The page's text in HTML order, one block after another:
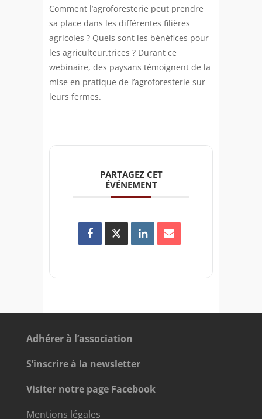
Comment l’agroforesterie peut prendre
sa place dans les différentes filières
agricoles ? Quels sont les bénéfices pour
les agriculteur.trices ? Durant ce
webinaire, des paysans témoignent de la
mise en pratique de l’agroforesterie sur
leurs fermes.
PARTAGEZ CET
ÉVÉNEMENT
Adhérer à l’association
S’inscrire à la newsletter
Visiter notre page Facebook
Mentions légales